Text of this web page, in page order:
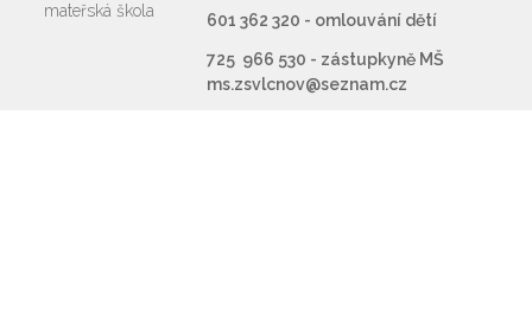
mateřská škola
601 362 320 - omlouvání dětí
725 966 530 - zástupkyně MŠ
ms.zsvlcnov@seznam.cz